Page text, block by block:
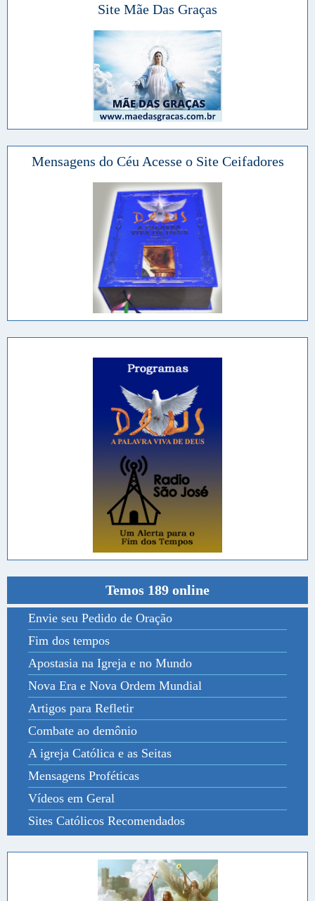
Site Mãe Das Graças
Mensagens do Céu Acesse o Site Ceifadores
Temos 189 online
Envie seu Pedido de Oração
Fim dos tempos
Apostasia na Igreja e no Mundo
Nova Era e Nova Ordem Mundial
Artigos para Refletir
Combate ao demônio
A igreja Católica e as Seitas
Mensagens Proféticas
Vídeos em Geral
Sites Católicos Recomendados